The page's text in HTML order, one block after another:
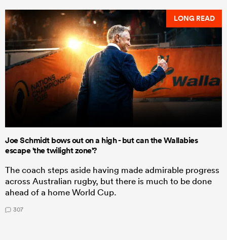
LONG READ
Joe Schmidt bows out on a high - but can the Wallabies
escape 'the twilight zone'?
The coach steps aside having made admirable progress
across Australian rugby, but there is much to be done
ahead of a home World Cup.
307